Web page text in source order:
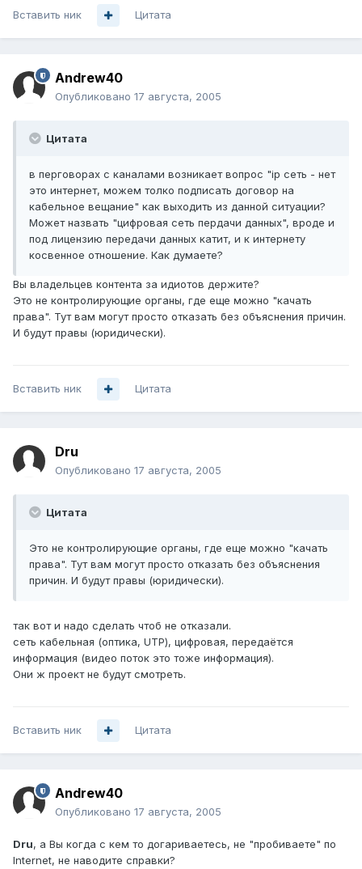
Вставить ник Цитата
Andrew40
Опубликовано 17 августа, 2005
Цитата
в перговорах с каналами возникает вопрос "ip сеть - нет
это интернет, можем толко подписать договор на
кабельное вещание" как выходить из данной ситуации?
Может назвать "цифровая сеть пердачи данных", вроде и
под лицензию передачи данных катит, и к интернету
косвенное отношение. Как думаете?
Вы владельцев контента за идиотов держите?
Это не контролирующие органы, где еще можно "качать
права". Тут вам могут просто отказать без объяснения причин.
И будут правы (юридически).
Вставить ник Цитата
Dru
Опубликовано 17 августа, 2005
Цитата
Это не контролирующие органы, где еще можно "качать
права". Тут вам могут просто отказать без объяснения
причин. И будут правы (юридически).
так вот и надо сделать чтоб не отказали.
сеть кабельная (оптика, UTP), цифровая, передаётся
информация (видео поток это тоже информация).
Они ж проект не будут смотреть.
Вставить ник Цитата
Andrew40
Опубликовано 17 августа, 2005
Dru, а Вы когда с кем то догариваетесь, не "пробиваете" по
Internet, не наводите справки?